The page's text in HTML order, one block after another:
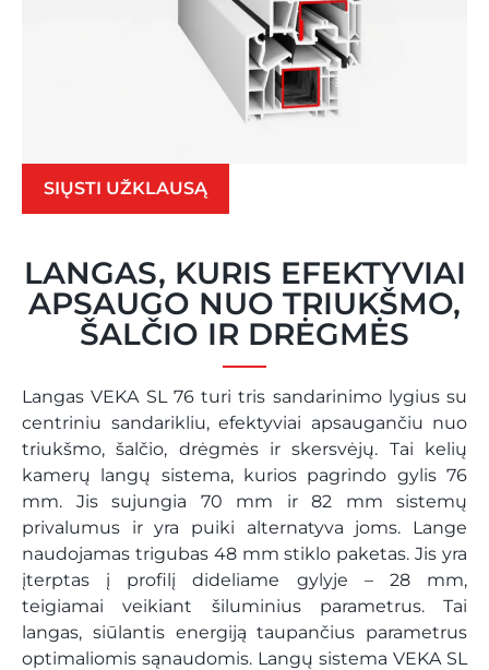
SIŲSTI UŽKLAUSĄ
LANGAS, KURIS EFEKTYVIAI
APSAUGO NUO TRIUKŠMO,
ŠALČIO IR DRĖGMĖS
Langas VEKA SL 76 turi tris sandarinimo lygius su
centriniu sandarikliu, efektyviai apsaugančiu nuo
triukšmo, šalčio, drėgmės ir skersvėjų. Tai kelių
kamerų langų sistema, kurios pagrindo gylis 76
mm. Jis sujungia 70 mm ir 82 mm sistemų
privalumus ir yra puiki alternatyva joms. Lange
naudojamas trigubas 48 mm stiklo paketas. Jis yra
įterptas į profilį dideliame gylyje – 28 mm,
teigiamai veikiant šiluminius parametrus. Tai
langas, siūlantis energiją taupančius parametrus
optimaliomis sąnaudomis. Langų sistema VEKA SL